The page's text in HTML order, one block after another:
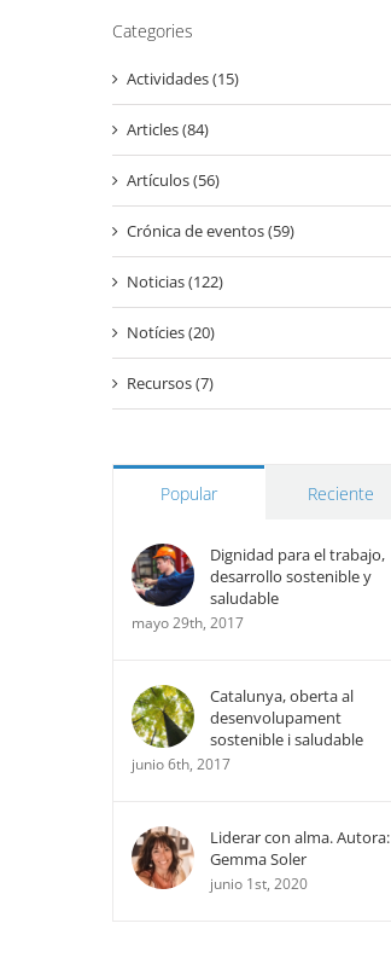
Categories
Actividades (15)
Articles (84)
Artículos (56)
Crónica de eventos (59)
Noticias (122)
Notícies (20)
Recursos (7)
Popular Reciente
Dignidad para el trabajo,
desarrollo sostenible y
saludable
mayo 29th, 2017
Catalunya, oberta al
desenvolupament
sostenible i saludable
junio 6th, 2017
Liderar con alma. Autora:
Gemma Soler
junio 1st, 2020